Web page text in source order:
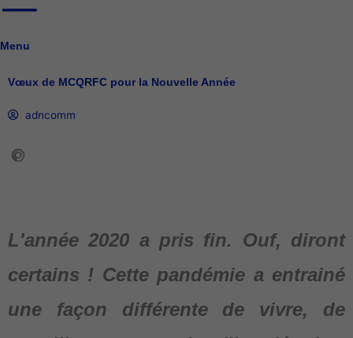
Menu
Vœux de MCQRFC pour la Nouvelle Année
adncomm
L'année 2020 a pris fin. Ouf, diront
certains ! Cette pandémie a entrainé
une façon différente de vivre, de